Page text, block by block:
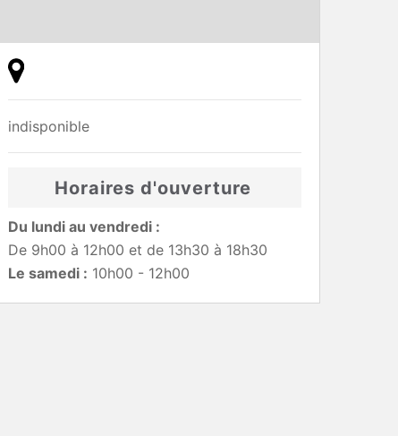
indisponible
Horaires d'ouverture
Du lundi au vendredi :
De 9h00 à 12h00 et de 13h30 à 18h30
Le samedi : 10h00 - 12h00